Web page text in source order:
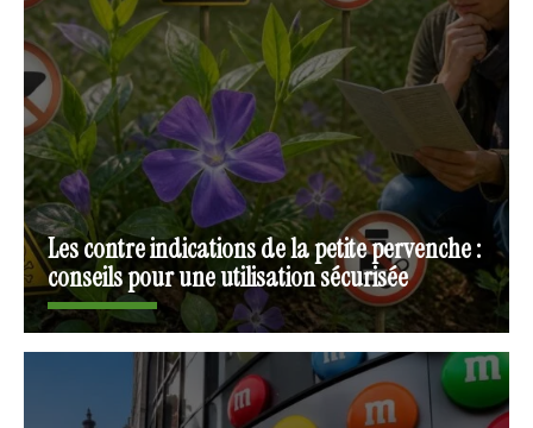
Les contre indications de la petite pervenche :
conseils pour une utilisation sécurisée